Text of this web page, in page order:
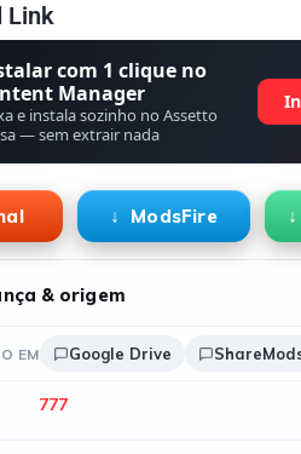
Link
com 1 clique no
Manager
e instala sozinho no Assetto
— sem extrair nada
ModsFire
& origem
EM Google Drive
777